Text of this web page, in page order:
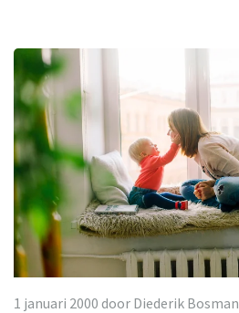
1 januari 2000 door Diederik Bosman